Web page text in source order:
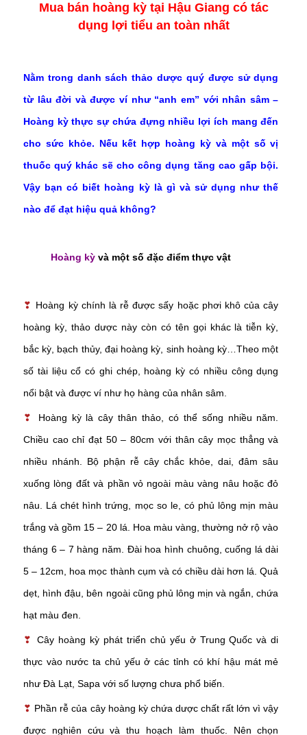
Mua bán hoàng kỳ tại Hậu Giang có tác
dụng lợi tiểu an toàn nhất
Nằm trong danh sách thảo dược quý được sử dụng
từ lâu đời và được ví như “anh em” với nhân sâm –
Hoàng kỳ thực sự chứa đựng nhiều lợi ích mang đến
cho sức khỏe. Nếu kết hợp hoàng kỳ và một số vị
thuốc quý khác sẽ cho công dụng tăng cao gấp bội.
Vậy bạn có biết hoàng kỳ là gì và sử dụng như thế
nào để đạt hiệu quả không?
Hoàng kỳ và một số đặc điểm thực vật
❣ Hoàng kỳ chính là rễ được sấy hoặc phơi khô của cây
hoàng kỳ, thảo dược này còn có tên gọi khác là tiễn kỳ,
bắc kỳ, bạch thủy, đại hoàng kỳ, sinh hoàng kỳ…Theo một
số tài liệu cổ có ghi chép, hoàng kỳ có nhiều công dụng
nổi bật và được ví như họ hàng của nhân sâm.
❣ Hoàng kỳ là cây thân thảo, có thể sống nhiều năm.
Chiều cao chỉ đạt 50 – 80cm với thân cây mọc thẳng và
nhiều nhánh. Bộ phận rễ cây chắc khỏe, dai, đâm sâu
xuống lòng đất và phần vỏ ngoài màu vàng nâu hoặc đỏ
nâu. Lá chét hình trứng, mọc so le, có phủ lông mịn màu
trắng và gồm 15 – 20 lá. Hoa màu vàng, thường nở rộ vào
tháng 6 – 7 hàng năm. Đài hoa hình chuông, cuống lá dài
5 – 12cm, hoa mọc thành cụm và có chiều dài hơn lá. Quả
dẹt, hình đậu, bên ngoài cũng phủ lông mịn và ngắn, chứa
hạt màu đen.
❣ Cây hoàng kỳ phát triển chủ yếu ở Trung Quốc và di
thực vào nước ta chủ yếu ở các tỉnh có khí hậu mát mẻ
như Đà Lạt, Sapa với số lượng chưa phổ biến.
❣ Phần rễ của cây hoàng kỳ chứa dược chất rất lớn vì vậy
được nghiên cứu và thu hoạch làm thuốc. Nên chọn